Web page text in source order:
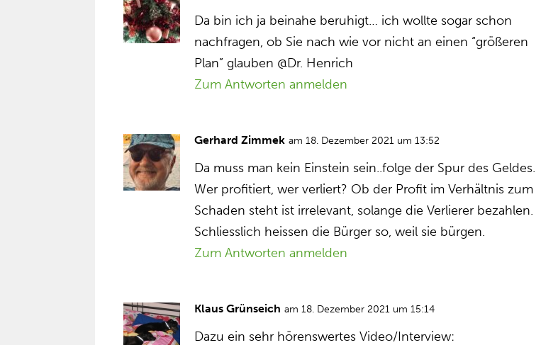
Da bin ich ja beinahe beruhigt… ich wollte sogar schon
nachfragen, ob Sie nach wie vor nicht an einen “größeren
Plan” glauben @Dr. Henrich
Zum Antworten anmelden
Gerhard Zimmek am 18. Dezember 2021 um 13:52
Da muss man kein Einstein sein..folge der Spur des Geldes.
Wer profitiert, wer verliert? Ob der Profit im Verhältnis zum
Schaden steht ist irrelevant, solange die Verlierer bezahlen.
Schliesslich heissen die Bürger so, weil sie bürgen.
Zum Antworten anmelden
Klaus Grünseich am 18. Dezember 2021 um 15:14
Dazu ein sehr hörenswertes Video/Interview: